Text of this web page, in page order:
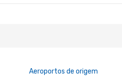
Aeroportos de origem